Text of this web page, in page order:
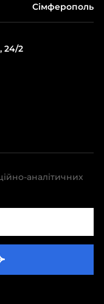
Сімферополь
24/2
аналітичних